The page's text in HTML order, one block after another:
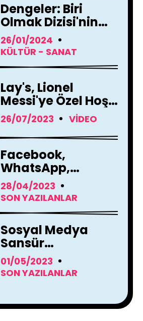
Dengeler: Biri
Olmak Dizisi'nin
Çekimleri Başladı !
26/01/2024
KÜLTÜR - SANAT
Lay's, Lionel
Messi'ye Özel Hoş
Geldin Mesajı!
26/07/2023 VIDEO
Facebook,
WhatsApp,
Instagram Yapay
Zeka Araçları
Kullanacak
28/04/2023
SON YAZILANLAR
Sosyal Medya
Sansür
Tartışmaları
01/05/2023
SON YAZILANLAR